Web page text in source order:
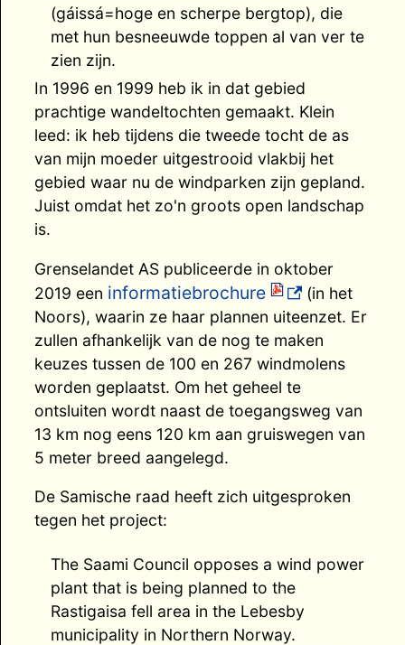
(gáissá=hoge en scherpe bergtop), die
met hun besneeuwde toppen al van ver te
zien zijn.
In 1996 en 1999 heb ik in dat gebied
prachtige wandeltochten gemaakt. Klein
leed: ik heb tijdens die tweede tocht de as
van mijn moeder uitgestrooid vlakbij het
gebied waar nu de windparken zijn gepland.
Juist omdat het zo'n groots open landschap
is.
Grenselandet AS publiceerde in oktober
2019 een informatiebrochure
(in het
Noors), waarin ze haar plannen uiteenzet. Er
zullen afhankelijk van de nog te maken
keuzes tussen de 100 en 267 windmolens
worden geplaatst. Om het geheel te
ontsluiten wordt naast de toegangsweg van
13 km nog eens 120 km aan gruiswegen van
5 meter breed aangelegd.
De Samische raad heeft zich uitgesproken
tegen het project:
The Saami Council opposes a wind power
plant that is being planned to the
Rastigaisa fell area in the Lebesby
municipality in Northern Norway.